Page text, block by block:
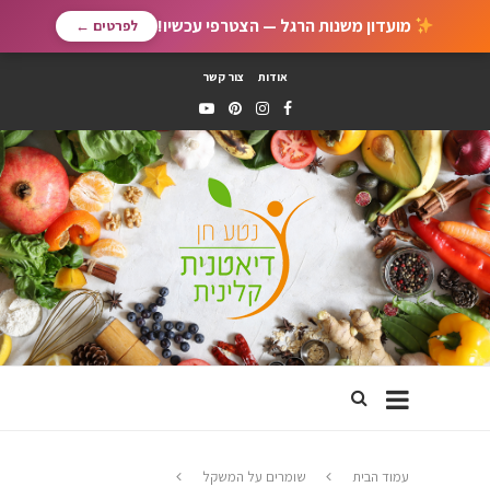
מועדון משנות הרגל — הצטרפי עכשיו! לפרטים ←
אודות צור קשר
עמוד הבית
שומרים על המשקל